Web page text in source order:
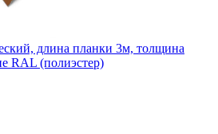
длина планки 3м, толщина
RAL (полиэстер)